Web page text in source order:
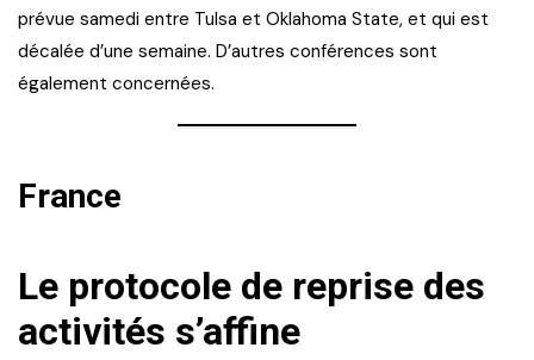
prévue samedi entre Tulsa et Oklahoma State, et qui est
décalée d’une semaine. D’autres conférences sont
également concernées.
France
Le protocole de reprise des
activités s’affine